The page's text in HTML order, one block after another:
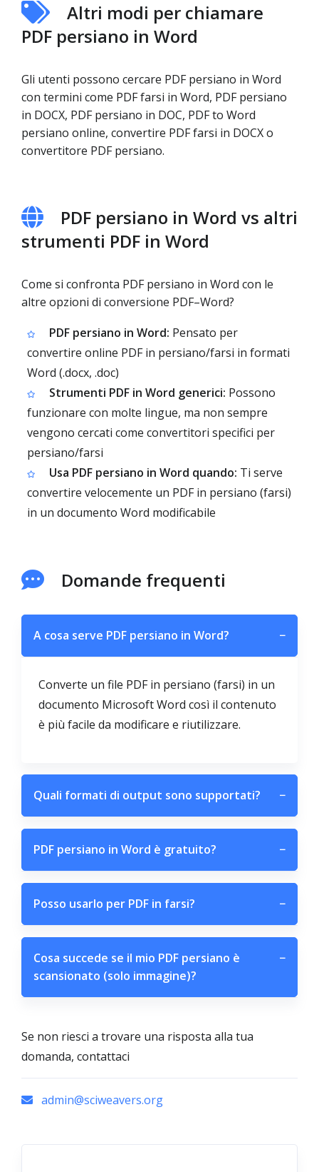
Altri modi per chiamare
PDF persiano in Word
Gli utenti possono cercare PDF persiano in Word
con termini come PDF farsi in Word, PDF persiano
in DOCX, PDF persiano in DOC, PDF to Word
persiano online, convertire PDF farsi in DOCX o
convertitore PDF persiano.
PDF persiano in Word vs altri
strumenti PDF in Word
Come si confronta PDF persiano in Word con le
altre opzioni di conversione PDF–Word?
PDF persiano in Word: Pensato per
convertire online PDF in persiano/farsi in formati
Word (.docx, .doc)
Strumenti PDF in Word generici: Possono
funzionare con molte lingue, ma non sempre
vengono cercati come convertitori specifici per
persiano/farsi
Usa PDF persiano in Word quando: Ti serve
convertire velocemente un PDF in persiano (farsi)
in un documento Word modificabile
Domande frequenti
A cosa serve PDF persiano in Word? −
Converte un file PDF in persiano (farsi) in un
documento Microsoft Word così il contenuto
è più facile da modificare e riutilizzare.
Quali formati di output sono supportati? −
PDF persiano in Word è gratuito? −
Posso usarlo per PDF in farsi? −
Cosa succede se il mio PDF persiano è
scansionato (solo immagine)?
−
Se non riesci a trovare una risposta alla tua
domanda, contattaci
admin@sciweavers.org